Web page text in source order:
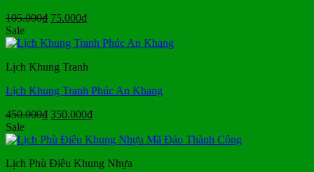
105.000₫ Giá
là:
75.000₫Giá
tại
75.000₫.
Sale
Lịch Khung Tranh
Lịch Khung Tranh Phúc An Khang
450.000₫ Giá
là:
350.000₫Giá
tại
350.000₫.
Sale
Lịch Phù Điêu Khung Nhựa